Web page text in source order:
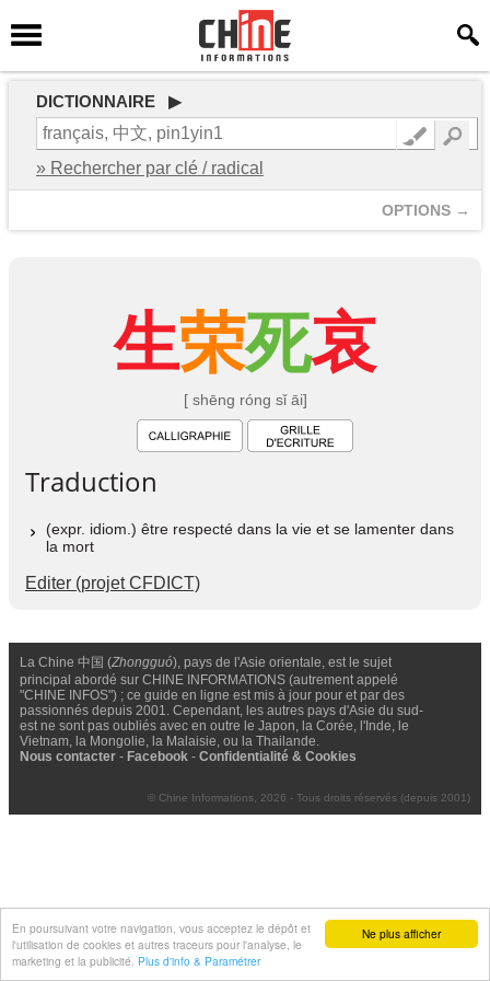
Ne plus afficher
En poursuivant votre navigation, vous acceptez le dépôt et
l'utilisation de cookies et autres traceurs pour l'analyse, le
marketing et la publicité. Plus d'info & Paramétrer
DICTIONNAIRE ▶
» Rechercher par clé / radical
OPTIONS →
生荣死哀
[ shēng róng sǐ āi]
Traduction
(expr. idiom.) être respecté dans la vie et se lamenter dans
la mort
Editer (projet CFDICT)
La Chine 中国 (Zhongguó), pays de l'Asie orientale, est le sujet
principal abordé sur CHINE INFORMATIONS (autrement appelé
"CHINE INFOS") ; ce guide en ligne est mis à jour pour et par des
passionnés depuis 2001. Cependant, les autres pays d'Asie du sud-
est ne sont pas oubliés avec en outre le Japon, la Corée, l'Inde, le
Vietnam, la Mongolie, la Malaisie, ou la Thailande.
Nous contacter - Facebook - Confidentialité & Cookies
© Chine Informations, 2026 - Tous droits réservés (depuis 2001)